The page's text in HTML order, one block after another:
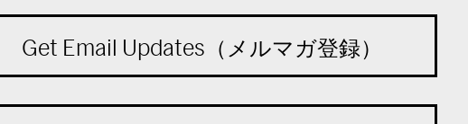
Get Email Updates（メルマガ登録）